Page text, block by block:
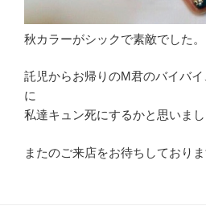
秋カラーがシックで素敵でした。
託児からお帰りのM君のバイバ
に
私達キュン死にするかと思いまし
またのご来店をお待ちしており